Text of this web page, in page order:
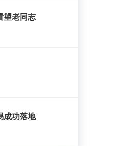
望老同志
成功落地